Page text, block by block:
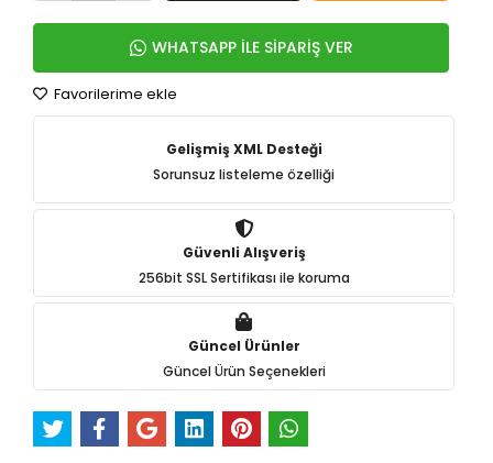
WHATSAPP İLE SİPARİŞ VER
Favorilerime ekle
Gelişmiş XML Desteği
Sorunsuz listeleme özelliği
Güvenli Alışveriş
256bit SSL Sertifikası ile koruma
Güncel Ürünler
Güncel Ürün Seçenekleri